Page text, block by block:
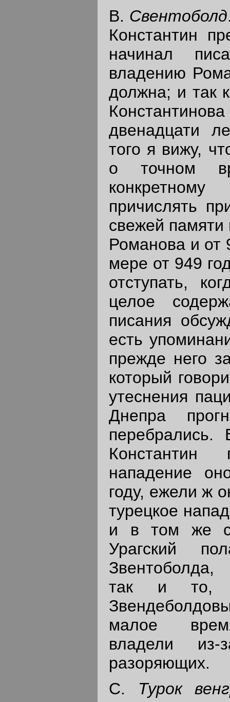
В. Свентоболд
Константин
начинал
владению
должна; и так
двенадцати
того я вижу,
о точном
причислять
свежей памяти
Романова и от
мере от 949
отступать,
целое
писания
есть
прежде него
который
утеснения
Днепра
нападение
году, ежели ж
турецкое
и в том же
Урагский
Звентоболда,
так и то,
малое
владели из-
разоряющих.
С. Турок